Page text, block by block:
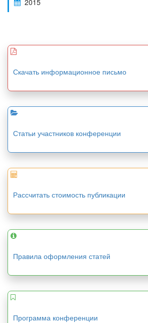
2015
Скачать информационное письмо
Статьи участников конференции
Рассчитать стоимость публикации
Правила оформления статей
Программа конференции